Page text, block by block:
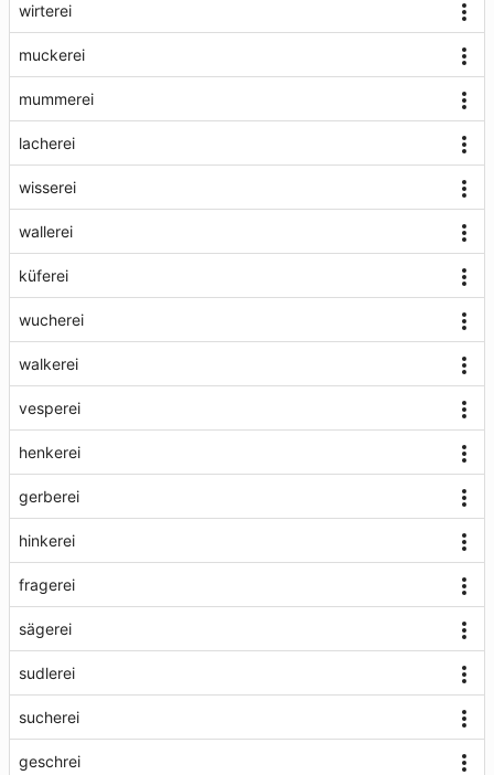
wirterei
muckerei
mummerei
lacherei
wisserei
wallerei
küferei
wucherei
walkerei
vesperei
henkerei
gerberei
hinkerei
fragerei
sägerei
sudlerei
sucherei
geschrei